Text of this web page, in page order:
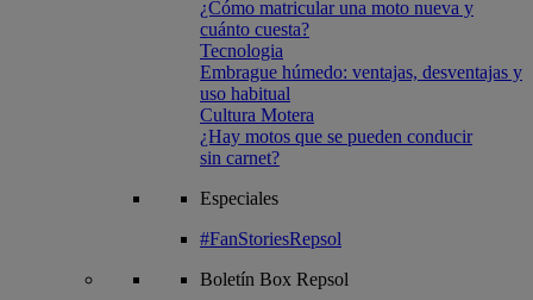
¿Cómo matricular una moto nueva y
cuánto cuesta?
Tecnologia
Embrague húmedo: ventajas, desventajas y
uso habitual
Cultura Motera
¿Hay motos que se pueden conducir
sin carnet?
Especiales
#FanStoriesRepsol
Boletín Box Repsol